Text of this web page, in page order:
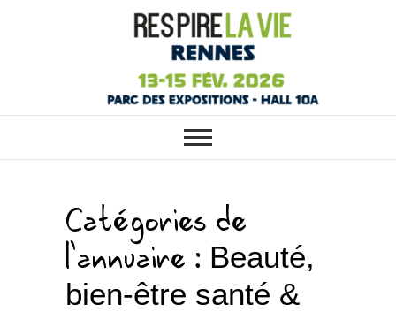
Respire La Vie
Rennes
RESPIRE LA VIE RENNES :
VOTRE SALON ÉCOLO, BIO,
BIEN-ÊTRE ET HABITAT SAIN À
Catégories de
l'annuaire : Beauté,
bien-être santé &